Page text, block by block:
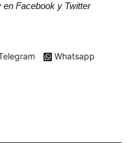
Facebook y Twitter
Whatsapp